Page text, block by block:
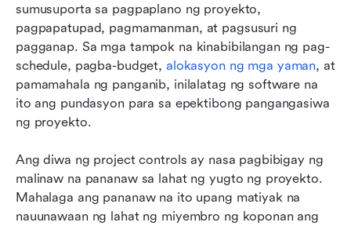
sumusuporta sa pagpaplano ng proyekto,
pagpapatupad, pagmamanman, at pagsusuri ng
pagganap. Sa mga tampok na kinabibilangan ng pag-
schedule, pagba-budget, alokasyon ng mga yaman, at
pamamahala ng panganib, inilalatag ng software na
ito ang pundasyon para sa epektibong pangangasiwa
ng proyekto.
Ang diwa ng project controls ay nasa pagbibigay ng
malinaw na pananaw sa lahat ng yugto ng proyekto.
Mahalaga ang pananaw na ito upang matiyak na
nauunawaan ng lahat ng miyembro ng koponan ang